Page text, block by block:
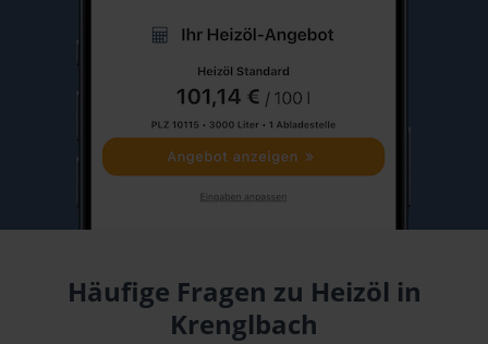
Häufige Fragen zu Heizöl in
Krenglbach